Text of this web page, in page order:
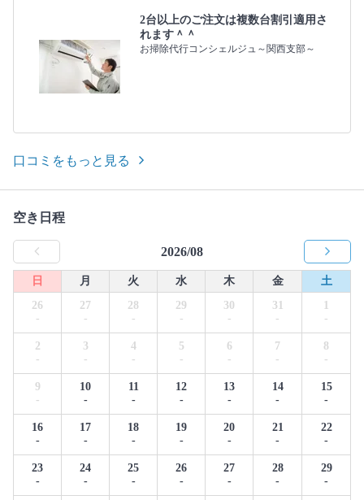
2台以上のご注文は複数台割引適用さ
れます＾＾
お掃除代行コンシェルジュ～関西支部～
口コミをもっと見る
空き日程
2026/08
日 月 火 水 木 金
土
26
-
27
-
28
-
29
-
30
-
31
-
1
-
2
-
3
-
4
-
5
-
6
-
7
-
8
-
9
-
10
-
11
-
12
-
13
-
14
-
15
-
16
-
17
-
18
-
19
-
20
-
21
-
22
-
23
-
24
-
25
-
26
-
27
-
28
-
29
-